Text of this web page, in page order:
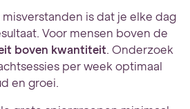
is dat je elke dag
Voor mensen boven de
boven kwantiteit. Onderzoek
per week optimaal
en groei.